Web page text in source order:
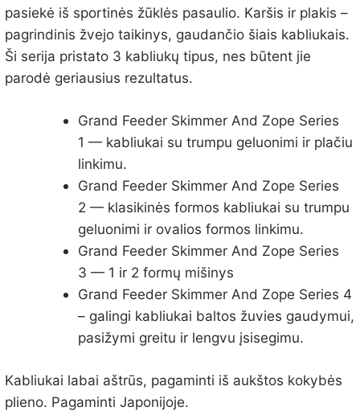
pasiekė iš sportinės žūklės pasaulio. Karšis ir plakis –
pagrindinis žvejo taikinys, gaudančio šiais kabliukais.
Ši serija pristato 3 kabliukų tipus, nes būtent jie
parodė geriausius rezultatus.
Grand Feeder Skimmer And Zope Series
1 — kabliukai su trumpu geluonimi ir plačiu
linkimu.
Grand Feeder Skimmer And Zope Series
2 — klasikinės formos kabliukai su trumpu
geluonimi ir ovalios formos linkimu.
Grand Feeder Skimmer And Zope Series
3 — 1 ir 2 formų mišinys
Grand Feeder Skimmer And Zope Series 4
– galingi kabliukai baltos žuvies gaudymui,
pasižymi greitu ir lengvu įsisegimu.
Kabliukai labai aštrūs, pagaminti iš aukštos kokybės
plieno. Pagaminti Japonijoje.